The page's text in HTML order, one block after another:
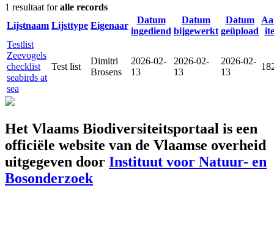
1 resultaat foralle records
Lijstnaam Lijsttype Eigenaar
Datum
ingediend
Datum
bijgewerkt
Datum
geüpload
Testlist
Zeevogels
checklist
seabirds at
sea
Test list
Dimitri
Brosens
2026-02-
13
2026-02-
13
2026-02-
13
Het Vlaams Biodiversiteitsportaal is een
officiële website van de Vlaamse overheid
uitgegeven door Instituut voor Natuur- en
Bosonderzoek